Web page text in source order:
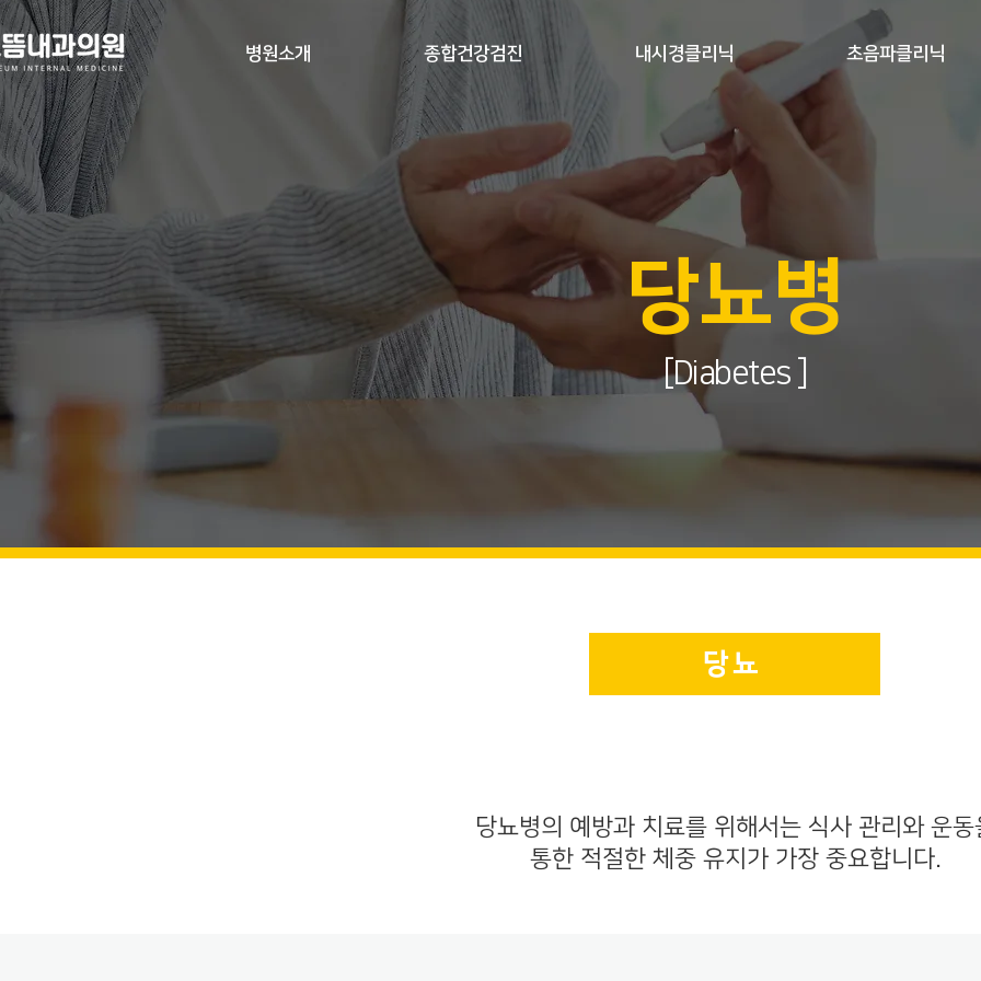
병원소개 종합건강검진 내시경클리닉 초음파클리닉
당뇨병
[Diabetes ]
당뇨
당뇨병의 예방과 치료를 위해서는 식사 관리와 운동
통한 적절한 체중 유지가 가장 중요합니다.